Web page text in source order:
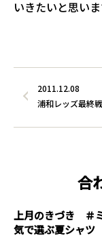
いきたいと思いま
2011.12.08
浦和レッズ最終
合
上月のきづき ＃
気で選ぶ夏シャツ